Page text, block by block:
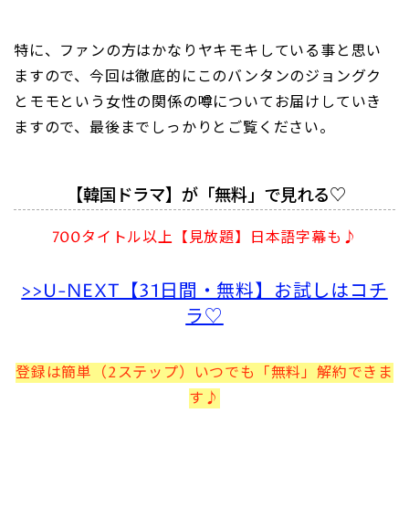
特に、ファンの方はかなりヤキモキしている事と思い
ますので、今回は徹底的にこのバンタンのジョングク
とモモという女性の関係の噂についてお届けしていき
ますので、最後までしっかりとご覧ください。
【韓国ドラマ】が「無料」で見れる♡
700タイトル以上【見放題】日本語字幕も♪
>>U-NEXT【31日間・無料】お試しはコチ
ラ♡
登録は簡単（2ステップ）いつでも「無料」解約できま
す♪